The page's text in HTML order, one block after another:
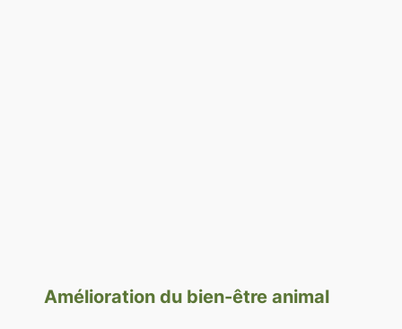
Amélioration du bien-être animal